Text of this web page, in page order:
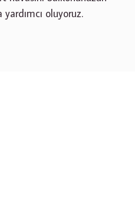
yardımcı oluyoruz.